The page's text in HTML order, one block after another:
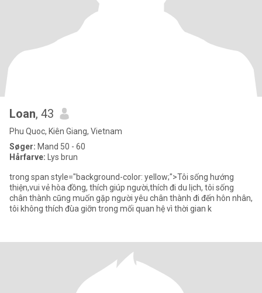
Loan, 43
Phu Quoc, Kiên Giang, Vietnam
Søger: Mand 50 - 60
Hårfarve: Lys brun
trong span style="background-color: yellow;">Tôi sống hướng
thiện,vui vẻ hòa đồng, thích giúp người,thích đi du lịch, tôi sống
chân thành cũng muốn gặp người yêu chân thành đi đến hôn nhân,
tôi không thích đùa giỡn trong mối quan hệ vì thời gian k